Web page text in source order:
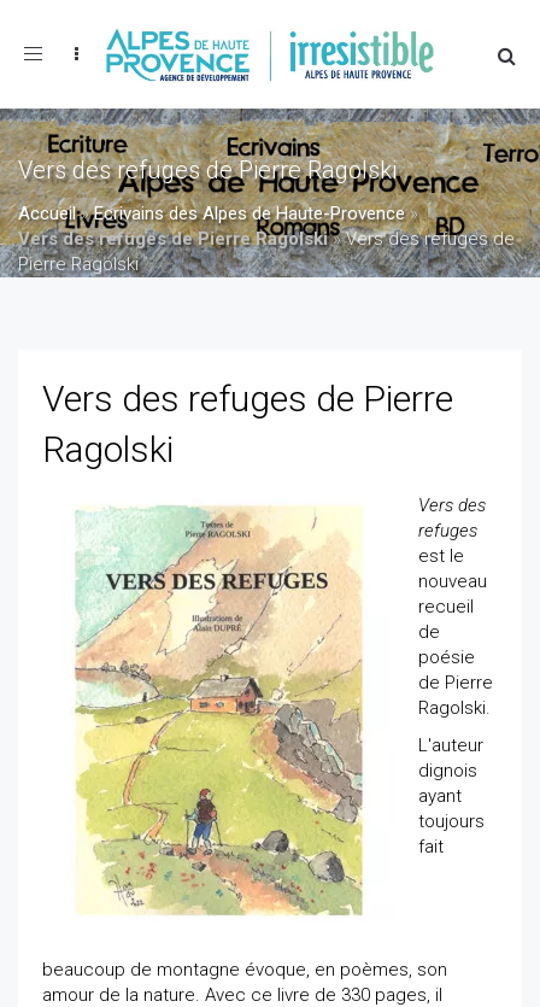
Toggle
Vers des refuges de Pierre Ragolski
Accueil»Ecrivains des Alpes de Haute-Provence»
Vers des refuges de Pierre Ragolski»Vers des refuges de
Pierre Ragolski
Vers des refuges de Pierre
Ragolski
Vers des
refuges
est le
nouveau
recueil
de
poésie
de Pierre
Ragolski.
L'auteur
dignois
ayant
toujours
fait
beaucoup de montagne évoque, en poèmes, son
amour de la nature. Avec ce livre de 330 pages, il